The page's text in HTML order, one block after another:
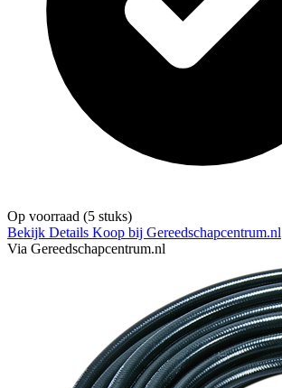
Op voorraad (5 stuks)
Bekijk Details Koop bij Gereedschapcentrum.nl
Via Gereedschapcentrum.nl